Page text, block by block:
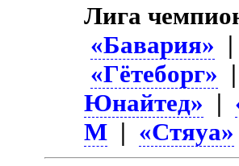
Лига
«Бавария» |
«Гётеборг»
Юнайтед» |
М | «Стяуа»